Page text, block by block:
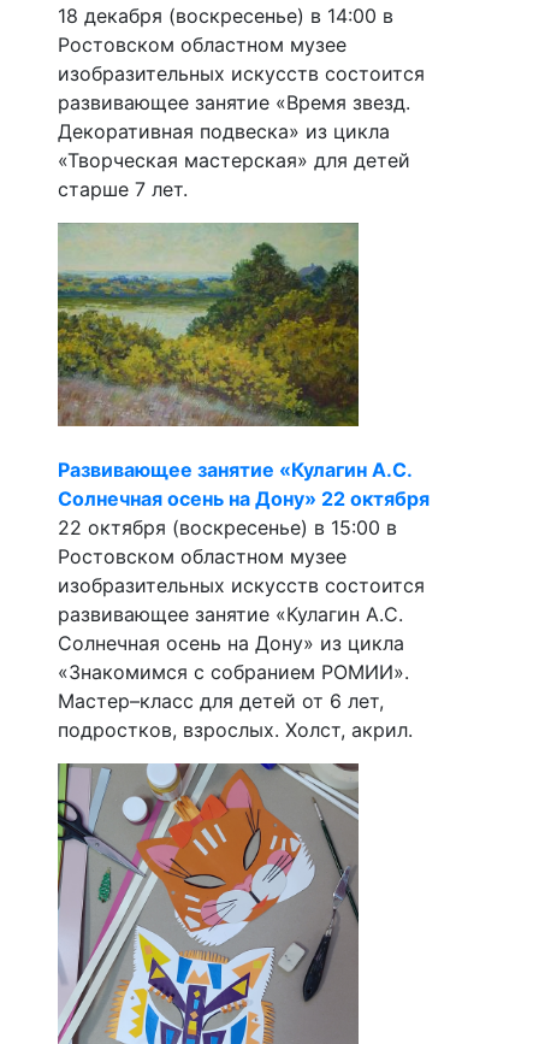
18 декабря (воскресенье) в 14:00 в
Ростовском областном музее
изобразительных искусств состоится
развивающее занятие «Время звезд.
Декоративная подвеска» из цикла
«Творческая мастерская» для детей
старше 7 лет.
Развивающее занятие «Кулагин А.С.
Солнечная осень на Дону» 22 октября
22 октября (воскресенье) в 15:00 в
Ростовском областном музее
изобразительных искусств состоится
развивающее занятие «Кулагин А.С.
Солнечная осень на Дону» из цикла
«Знакомимся с собранием РОМИИ».
Мастер–класс для детей от 6 лет,
подростков, взрослых. Холст, акрил.